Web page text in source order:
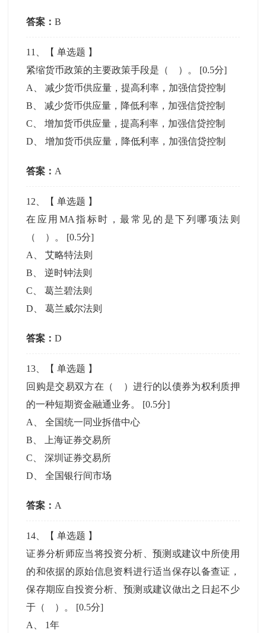
答案：B
11 、【单选题 】
紧缩货币政策的主要政策手段是（ ）。 [0.5分]
A
、减少货币供应量，提高利率，加强信贷控制
B 、减少货币供应量，降低利率，加强信贷控制
C 、增加货币供应量，提高利率，加强信贷控制
D 、增加货币供应量，降低利率，加强信贷控制
答案： A
12 、【单选题 】
在应用MA指标时，最常见的是下列哪项法则
（ ）。 [0.5分]
A
、艾略特法则
B 、逆时钟法则
C 、葛兰碧法则
D 、葛兰威尔法则
答案：D
13 、【单选题 】
回购是交易双方在（ ）进行的以债券为权利质押
的一种短期资金融通业务。 [0.5分]
A
、全国统一同业拆借中心
B
上海证券交易所
C 、深圳证券交易所
D 、全国银行间市场
答案： A
14 、【单选题 】
证券分析师应当将投资分析、预测或建议中所使用
的和依据的原始信息资料进行适当保存以备查证，
保存期应自投资分析、预测或建议做出之日起不少
于（ ）。 [0.5分]
A
1年